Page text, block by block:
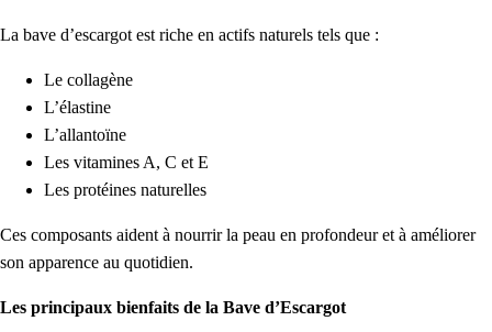
La bave d’escargot est riche en actifs naturels tels que :
Le collagène
L’élastine
L’allantoïne
Les vitamines A, C et E
Les protéines naturelles
Ces composants aident à nourrir la peau en profondeur et à améliorer
son apparence au quotidien.
Les principaux bienfaits de la Bave d’Escargot